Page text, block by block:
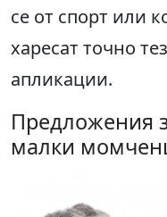
се от спорт или
харесат точно
апликации.
Предложения
малки